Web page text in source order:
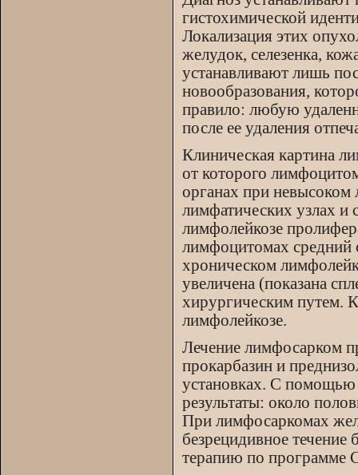
гистохимической
Локализация этих
желудок, селезенка,
устанавливают лишь
новообразования,
правило: любую
после ее удаления
Клиническая картина
от которого
органах при невысоком
лимфатических узлах и
лимфолейкозе
лимфоцитомах средний
хроническом
увеличена (показана
хирургическим путем.
лимфолейкозе.
Лечение лимфосарком
прокарбазин и
установках. С помощью
результаты: около
При лимфосаркомах
безрецидивное
терапию по программе